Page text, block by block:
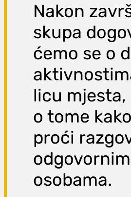
Nakon
skupa
ćemo se o
licu mjesta,
o tome
proći
odgovornim
osobama.